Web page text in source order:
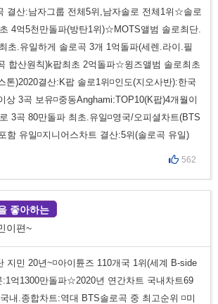
결산:남자그룹 전체5위,남자솔로 전체1위☆솔로
4억5천만돌파(방탄1위)☆MOTS앨범 솔로최단.
초.유일하게 솔로곡 3개 1억돌파(세렌.라이.필
합산원칙)k팝최초 2억돌파☆윙즈앨범 솔로최초
톤)2020결산:K팝 솔로1위◽인도(지오사반):한국
상 3곡 보유◽중동Anghami:TOP10(K팝)4개월이
3곡 80만돌파 최초.유일◽영국/오피셜차트(BTS
함 유일◽지니어스차트 결산:5위(솔로곡 유일)
562
좋아하는
이편~
지민 20년~◽아이튠즈 110개국 1위(세계 B-side
:1억1300만돌파☆2020년 연간차트 국내차트69
내.종합차트:역대 BTS솔로곡 중 최고순위 ◽미